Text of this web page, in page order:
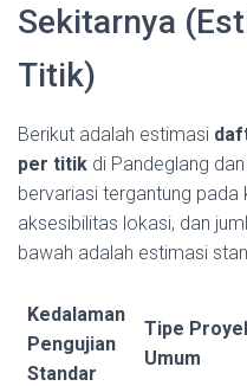
Sekitarnya
Titik)
Berikut adalah estimasi
per titik di Pandeglang
bervariasi tergantung pada
aksesibilitas lokasi, dan
bawah adalah estimasi
Kedalaman
Pengujian
Standar
Tipe
Umum